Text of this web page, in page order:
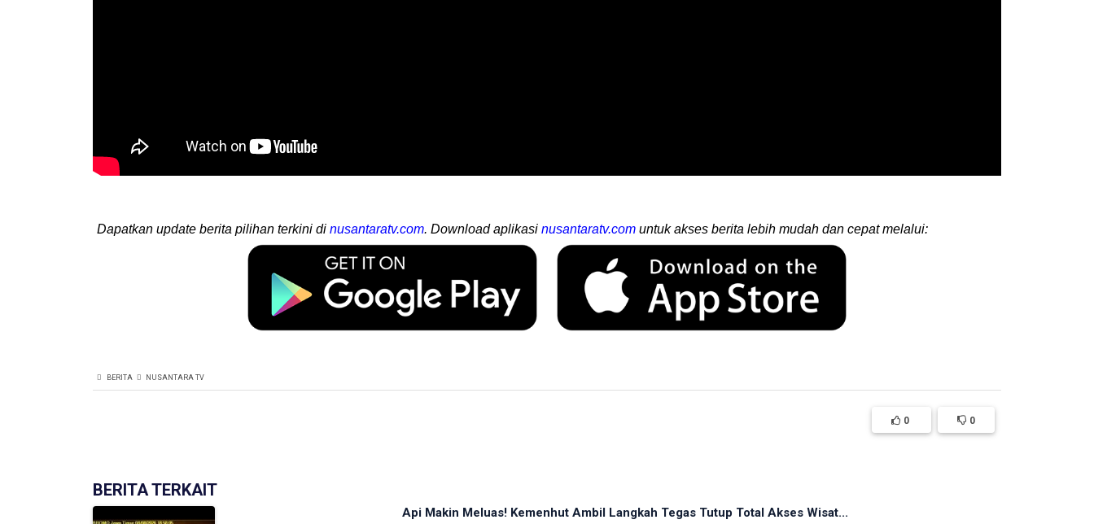
Dapatkan update berita pilihan terkini di nusantaratv.com. Download aplikasi nusantaratv.com untuk akses berita lebih mudah dan cepat melalui:
BERITA NUSANTARA TV
0 0
BERITA TERKAIT
Api Makin Meluas! Kemenhut Ambil Langkah Tegas Tutup Total Akses Wisat...